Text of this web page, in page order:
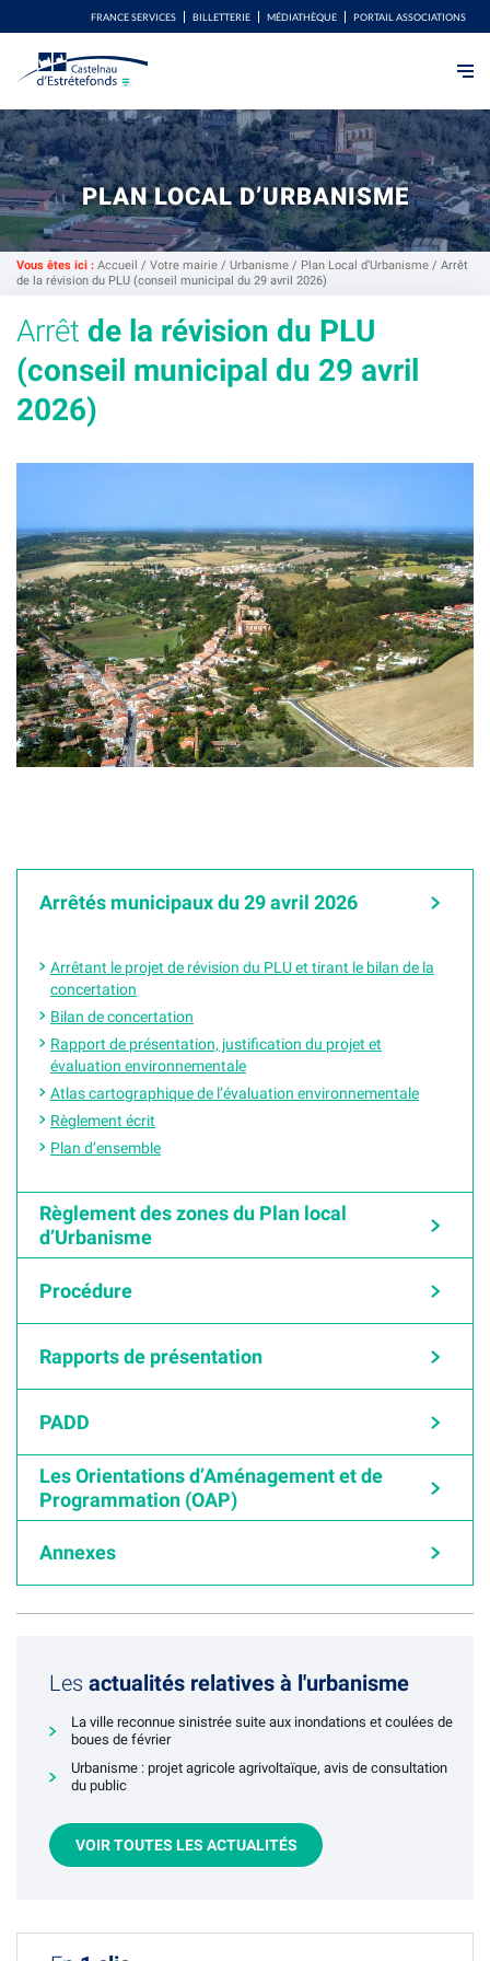
FRANCE SERVICES BILLETTERIE MÉDIATHÈQUE PORTAIL ASSOCIATIONS
PLAN LOCAL D’URBANISME
Vous êtes ici : Accueil / Votre mairie / Urbanisme / Plan Local d’Urbanisme / Arrêt
de la révision du PLU (conseil municipal du 29 avril 2026)
Arrêt de la révision du PLU
(conseil municipal du 29 avril
2026)
Arrêtés municipaux du 29 avril 2026
Arrêtant le projet de révision du PLU et tirant le bilan de la
concertation
Bilan de concertation
Rapport de présentation, justification du projet et
évaluation environnementale
Atlas cartographique de l’évaluation environnementale
Règlement écrit
Plan d’ensemble
Règlement des zones du Plan local
d’Urbanisme
Procédure
Rapports de présentation
PADD
Les Orientations d’Aménagement et de
Programmation (OAP)
Annexes
Les actualités relatives à l'urbanisme
La ville reconnue sinistrée suite aux inondations et coulées de
boues de février
Urbanisme : projet agricole agrivoltaïque, avis de consultation
du public
VOIR TOUTES LES ACTUALITÉS